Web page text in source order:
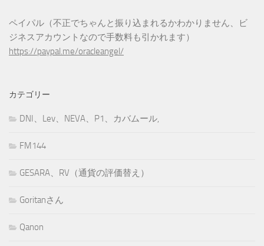
ペイパル（不正でちゃんと振り込まれるかわかりません、ビ
ジネスアカウントなので手数料も引かれます）
https://paypal.me/oracleangel/
カテゴリー
DNI、Lev、NEVA、P1、カバムール,
FM144
GESARA、RV（通貨の評価替え）
Goritanさん
Qanon